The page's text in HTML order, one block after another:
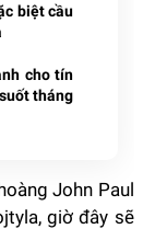
biệt cầu
cho tín
tháng
John Paul
giờ đây sẽ